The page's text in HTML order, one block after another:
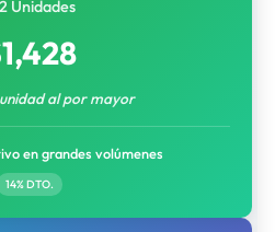
Unidades
1,428
al por mayor
en grandes volúmenes
14% DTO.